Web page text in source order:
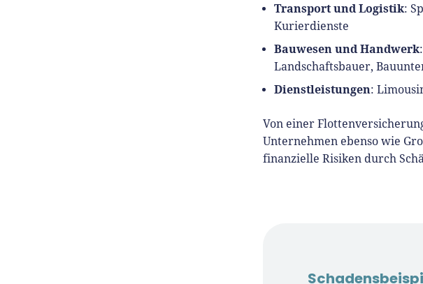
Transport und Logistik:
Kurierdienste
BauwesenundHandwerk
Landschaftsbauer,
Dienstleistungen:
Von einer
Unternehmen ebenso wie
finanzielle Risiken durch